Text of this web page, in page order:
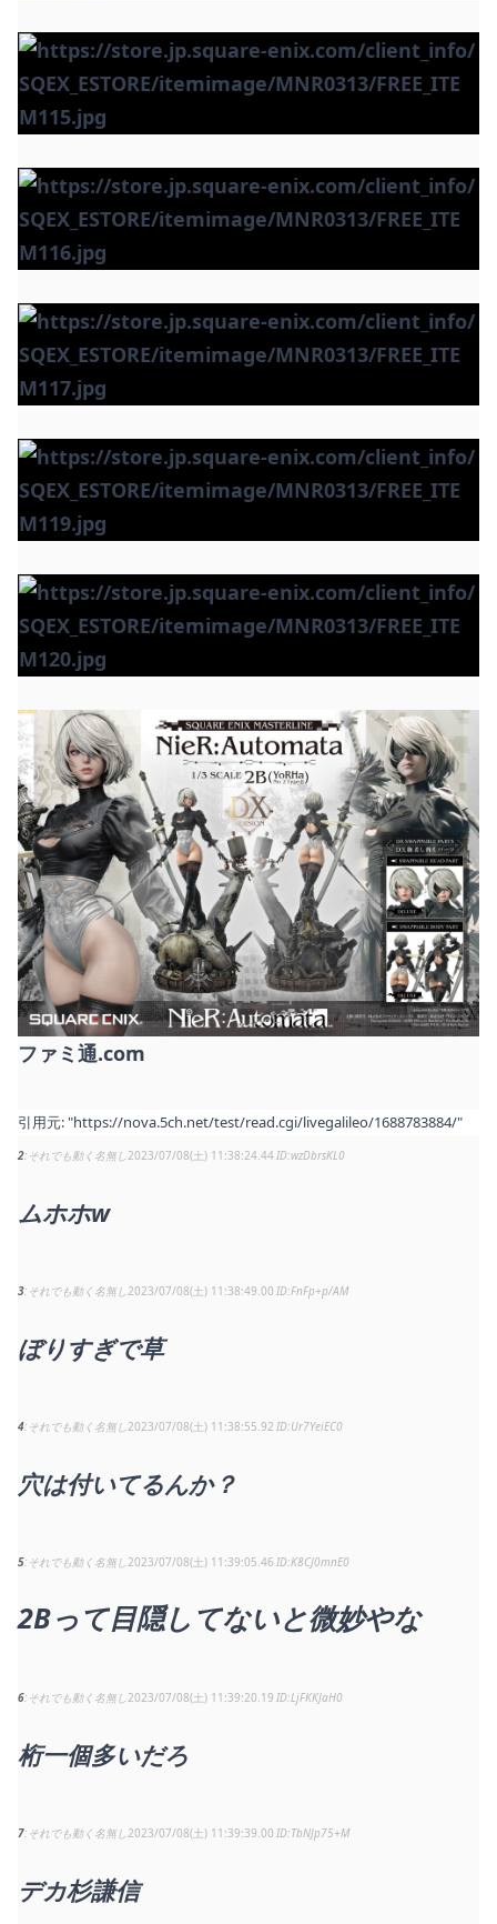
ファミ通.com
引用元: "https://nova.5ch.net/test/read.cgi/livegalileo/1688783884/"
2 それでも動く名無し 2023/07/08(土) 11:38:24.44 wzDbrsKL0
ムホホw
3 それでも動く名無し 2023/07/08(土) 11:38:49.00 FnFp+p/AM
ぼりすぎで草
4 それでも動く名無し 2023/07/08(土) 11:38:55.92 Ur7YeiEC0
穴は付いてるんか？
5 それでも動く名無し 2023/07/08(土) 11:39:05.46 K8CJ0mnE0
2Bって目隠してないと微妙やな
6 それでも動く名無し 2023/07/08(土) 11:39:20.19 LjFKKJaH0
桁一個多いだろ
7 それでも動く名無し 2023/07/08(土) 11:39:39.00 TbNJp75+M
デカ杉謙信